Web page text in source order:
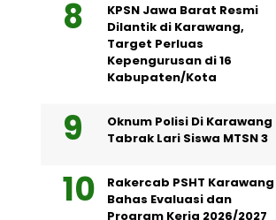
KPSN Jawa Barat Resmi
Dilantik di Karawang,
Target Perluas
Kepengurusan di 16
Kabupaten/Kota
Oknum Polisi Di Karawang
Tabrak Lari Siswa MTSN 3
Rakercab PSHT Karawang
Bahas Evaluasi dan
Program Kerja 2026/2027